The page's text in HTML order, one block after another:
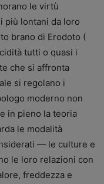
le virtù
più lontani da loro
brano di Erodoto (
tutti o quasi i
che si affronta
si regolano i
moderno non
in pieno la teoria
le modalità
— le culture e
le loro relazioni con
freddezza e